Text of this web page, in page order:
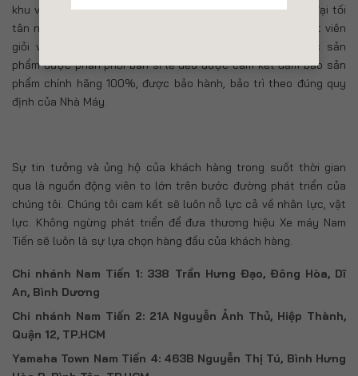
khu vực bảo trì, sữa chữa, với những trang thiết bị hiện đại tối
tân nhất. Ngoài ra, chúng tôi còn sở hữu đội ngũ kỹ thuật viên
giỏi về chuyên môn, chuyên nghiệp trong phục vụ. Các sản
phẩm được phân phối bán sỉ lẻ đều được cam kết đảm bảo sản
phẩm chính hãng 100%, được bảo hành, bảo trì theo đúng quy
định của Nhà Máy.
Sự tin tưởng và ủng hộ của khách hàng trong suốt thời gian
qua là nguồn động viên to lớn trên bước đường phát triển của
chúng tôi. Chúng tôi cam kết sẽ luôn nỗ lực cả về nhân lực, vật
lực. Không ngừng phát triển để đưa thương hiệu Xe máy Nam
Tiến sẽ luôn là sự lựa chọn hàng đầu của khách hàng.
Chi nhánh Nam Tiến 1: 338 Trần Hưng Đạo, Đông Hòa, Dĩ
An, Bình Dương
Chi nhánh Nam Tiến 2: 21A Nguyễn Ảnh Thủ, Hiệp Thành,
Quận 12, TP.HCM
Yamaha Town Nam Tiến 4: 463B Nguyễn Thị Tú, Bình Hưng